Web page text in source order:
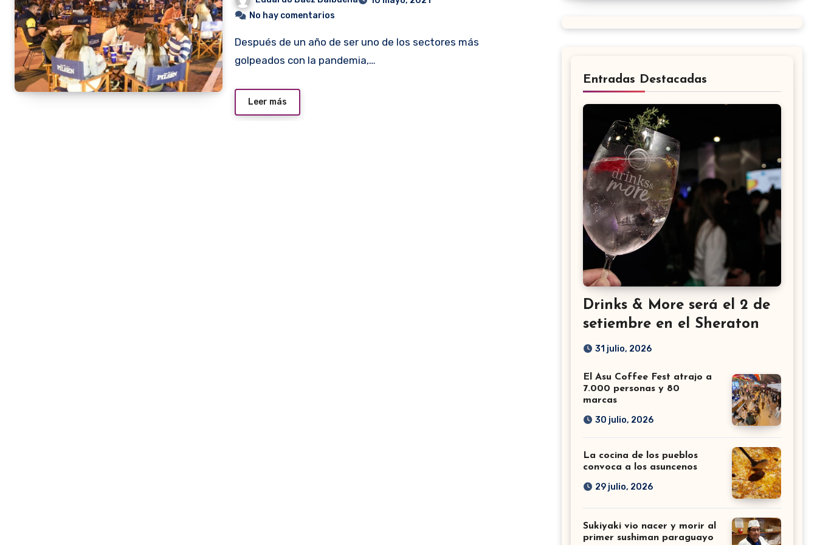
No hay comentarios
Después de un año de ser uno de los sectores más
golpeados con la pandemia,…
Leer más
Entradas Destacadas
Drinks & More será el 2 de
setiembre en el Sheraton
31 julio, 2026
El Asu Coffee Fest atrajo a
7.000 personas y 80
marcas
30 julio, 2026
La cocina de los pueblos
convoca a los asuncenos
29 julio, 2026
Sukiyaki vio nacer y morir al
primer sushiman paraguayo